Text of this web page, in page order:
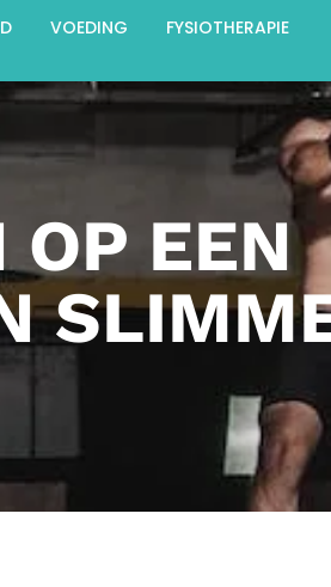
VOEDING FYSIOTHERAPIE
EEN